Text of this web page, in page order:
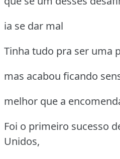
ia se dar mal
Tinha tudo pra ser uma
mas acabou ficando
melhor que a
Foi o primeiro sucesso
Unidos,